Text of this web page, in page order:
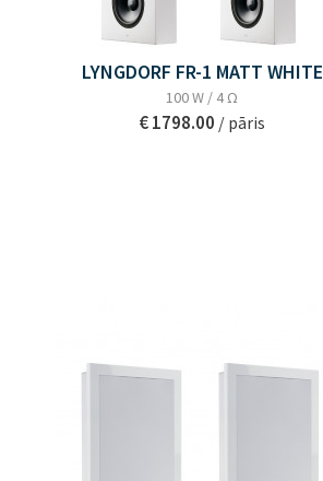
LYNGDORF FR-1 MATT WHITE
100 W / 4 Ω
€ 1798.00 / pāris